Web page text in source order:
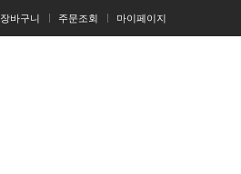
장바구니 주문조회 마이페이지